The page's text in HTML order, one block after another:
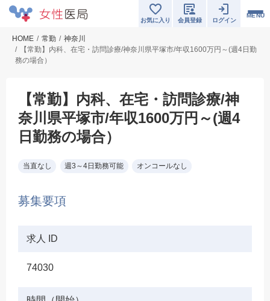
MENU
お気に入り 会員登録 ログイン
HOME 常勤
神奈川
【常勤】内科、在宅・訪問診療/神奈川県平塚市/年収1600万円～(週4日勤
務の場合）
【常勤】内科、在宅・訪問診療/神
奈川県平塚市/年収1600万円～(週4
日勤務の場合）
当直なし 週3～4日勤務可能 オンコールなし
募集要項
求人 ID
74030